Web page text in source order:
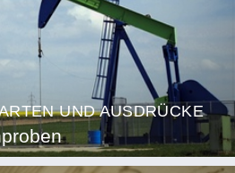
UND AUSDRÜCKE